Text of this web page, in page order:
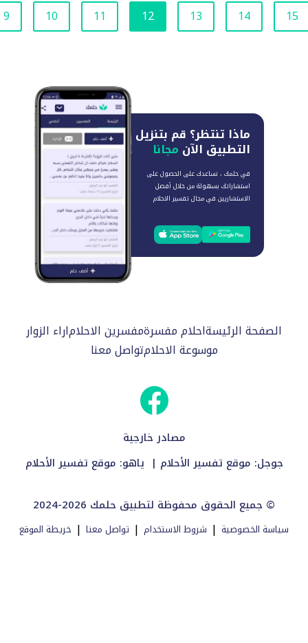
9 10 11 12 13 14 15
ماذا تنتظر؟ قم بتنزيل
التطبيق الآن مجانا
في حلمك ، نساعدك على الحصول على
استشاراتك بسهولة من خلال أفضل
الاستشاريين في مجال تفسير الاحلام
الصفحة الرئيسةاحلام مفسرةمفسرين الاحلاماراء الزوار
موسوعة الاحلامتواصل معنا
مصادر خارجية
جوجل: موقع تفسير الأحلام | ياهو: موقع تفسير الأحلام
2024-2026 جميع الحقوق محفوظة لتطبيق حلمك ©
سياسة الخصوصية | شروط الاستخدام | تواصل معنا | خريطة الموقع